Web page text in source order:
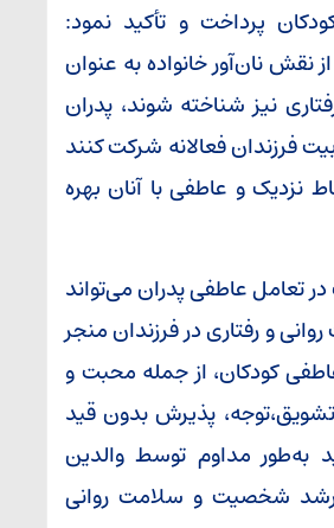
پرداخت و تأکید نمود:
از نقش نان‌آور خانواده به عنوان
نیز شناخته شوند، پدران
فرزندان فعالانه شرکت کنند
نزدیک و عاطفی با آنان بهره
تعامل عاطفی پدران می‌تواند
و رفتاری در فرزندان منجر
کودکان، از جمله محبت و
تشویق،توجه، پذیرش بدون قید
مداوم توسط والدین
رشد شخصیت و سلامت روانی